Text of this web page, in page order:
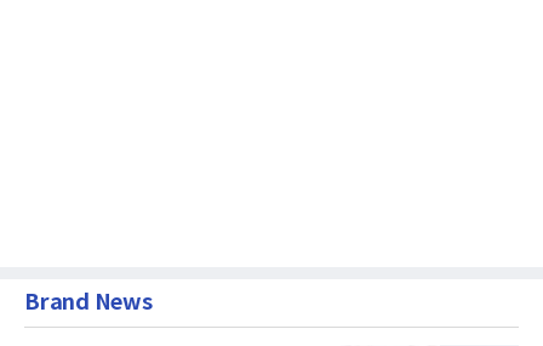
Brand News